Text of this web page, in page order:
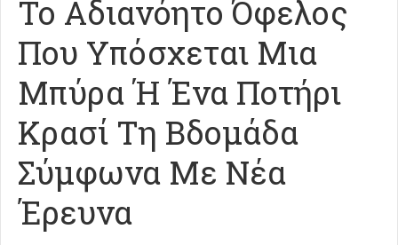
Το Αδιανόητο Όφελος
Που Υπόσχεται Μια
Μπύρα Ή Ένα Ποτήρι
Κρασί Τη Βδομάδα
Σύμφωνα Με Νέα
Έρευνα